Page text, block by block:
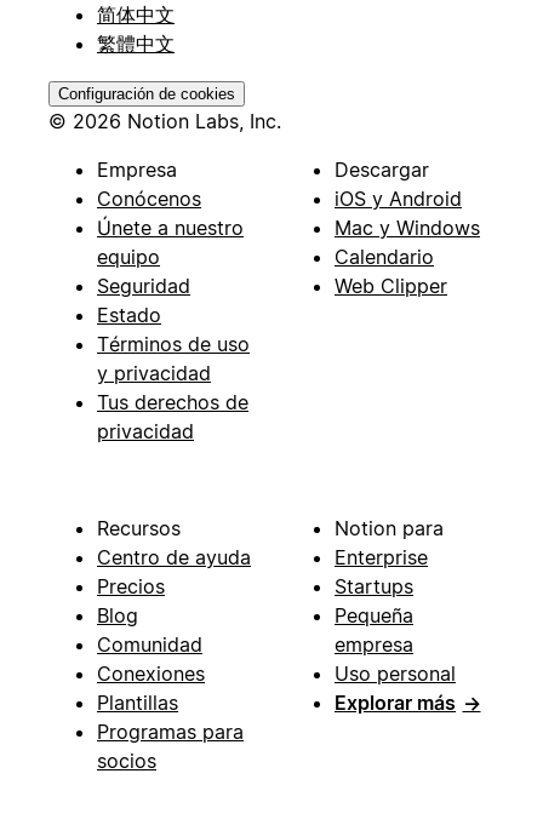
简体中文
繁體中文
Configuración de cookies
© 2026 Notion Labs, Inc.
Empresa
Conócenos
Únete a nuestro
equipo
Seguridad
Estado
Términos de uso
y privacidad
Tus derechos de
privacidad
Descargar
iOS y Android
Mac y Windows
Calendario
Web Clipper
Recursos
Centro de ayuda
Precios
Blog
Comunidad
Conexiones
Plantillas
Programas para
socios
Notion para
Enterprise
Startups
Pequeña
empresa
Uso personal
Explorar más →